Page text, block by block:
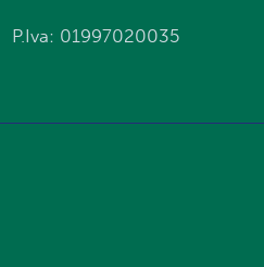
P.Iva: 01997020035